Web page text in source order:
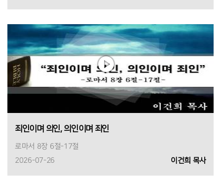
죄인이며 의인, 의인이며 죄인
로마서 8장 6절-17절
2026-07-26
이건희 목사